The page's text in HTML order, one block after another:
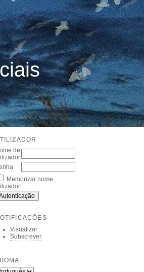
de
Memorizar nome
Visualizar
Subscrever